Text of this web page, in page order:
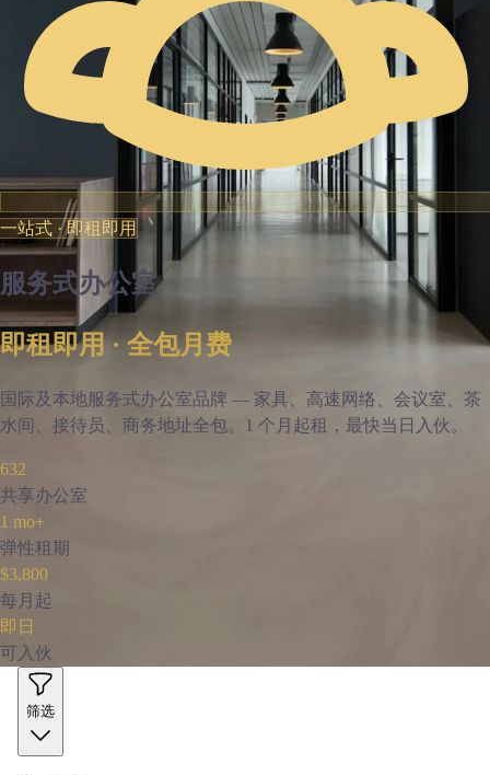
一站式 · 即租即用
服务式办公室
即租即用 · 全包月费
国际及本地服务式办公室品牌 — 家具、高速网络、会议室、茶
水间、接待员、商务地址全包。1 个月起租，最快当日入伙。
632
共享办公室
1 mo+
弹性租期
$3,800
每月起
即日
可入伙
筛选